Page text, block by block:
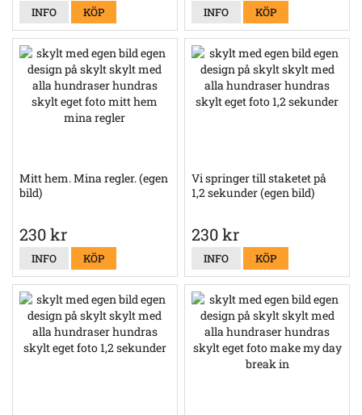
INFO KÖP INFO KÖP
Mitt hem. Mina regler. (egen
bild)
230 kr
INFO KÖP
Vi springer till staketet på
1,2 sekunder (egen bild)
230 kr
INFO KÖP